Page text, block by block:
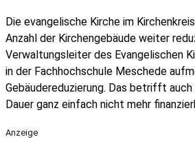
Die evangelische Kirche im
Anzahl der Kirchengebäude weiter
Verwaltungsleiter des Evangelischen
in der Fachhochschule Meschede
Gebäudereduzierung. Das betrifft
Dauer ganz einfach nicht mehr
Anzeige